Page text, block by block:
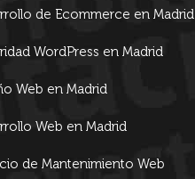
de Ecommerce en Madrid
WordPress en Madrid
Web en Madrid
Web en Madrid
de Mantenimiento Web